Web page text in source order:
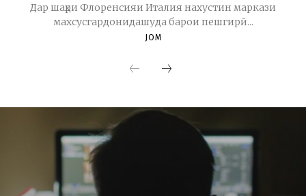
Дар шаҳри Флоренсияи Италия нахустин маркази
махсусгардонидашуда барои пешгирӣ...
JOM